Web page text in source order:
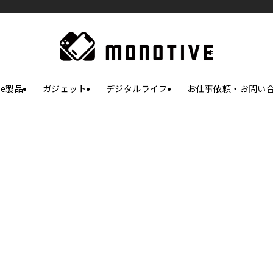
製品 ガジェット デジタルライフ お仕事依頼・お問い